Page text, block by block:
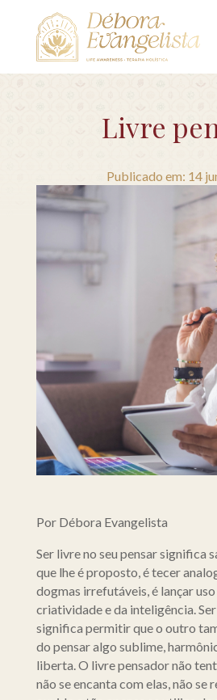
Livre
Publicado em: 14
Por Débora Evangelista
Ser livre no seu pensar significa
que lhe é proposto, é tecer
dogmas irrefutáveis, é lançar
criatividade e da inteligência.
significa permitir que o outro
do pensar algo sublime,
liberta. O livre pensador não
não se encanta com elas, não se